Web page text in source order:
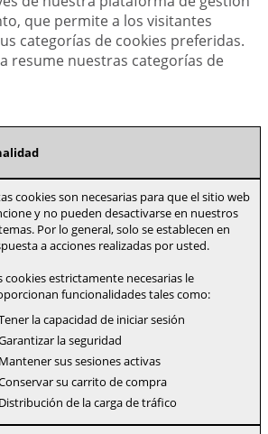
que permite a los visitantes
categorías de cookies preferidas.
resume nuestras categorías de
cookies son necesarias para que el sitio web
y no pueden desactivarse en nuestros
Por lo general, solo se establecen en
a acciones realizadas por usted.
cookies estrictamente necesarias le
funcionalidades tales como:
la capacidad de iniciar sesión
la seguridad
Mantener sus sesiones activas
su carrito de compra
Distribución de la carga de tráfico